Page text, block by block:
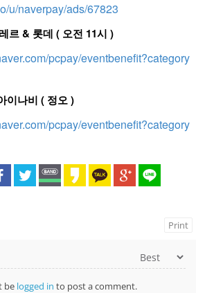
u/naverpay/ads/67823
르 & 롯데 ( 오전 11시 )
pcpay/eventbenefit?category
이나비 ( 정오 )
pcpay/eventbenefit?category
Print
be logged in to post a comment.